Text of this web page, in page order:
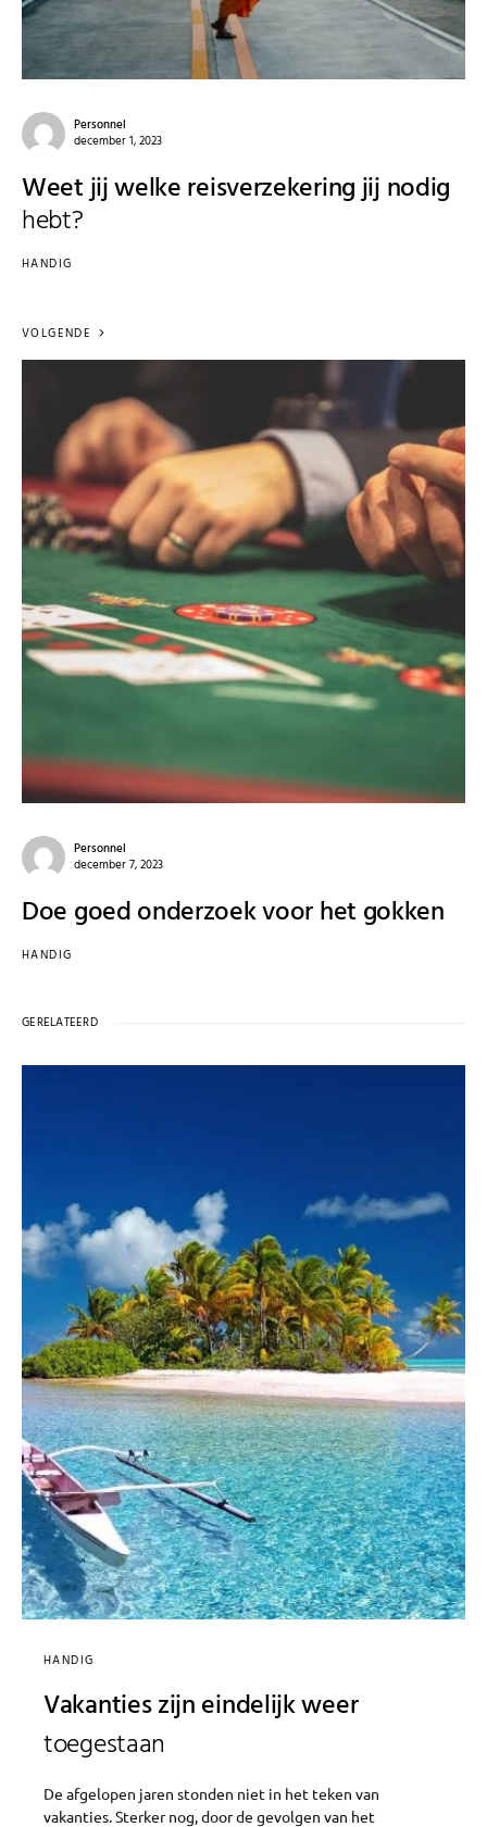
Personnel
december 1, 2023
Weet jij welke reisverzekering jij nodig
hebt?
HANDIG
VOLGENDE
Personnel
december 7, 2023
Doe goed onderzoek voor het gokken
HANDIG
GERELATEERD
HANDIG
Vakanties zijn eindelijk weer
toegestaan
De afgelopen jaren stonden niet in het teken van
vakanties. Sterker nog, door de gevolgen van het